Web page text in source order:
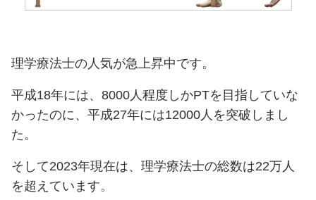
理学療法士の人気が急上昇中です。
平成18年には、8000人程度しかPTを目指していな
かったのに、平成27年には12000人を突破しまし
た。
そして2023年現在は、理学療法士の総数は22万人
を超えています。